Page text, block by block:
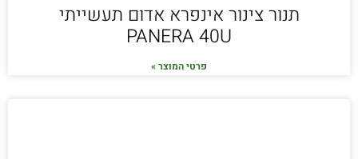
תנור צינור אינפרא אדום תעשייתי
PANERA 40U
פרטי המוצר »